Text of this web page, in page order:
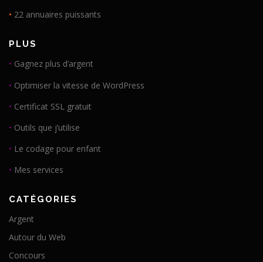
• 22 annuaires puissants
PLUS
• Gagnez plus d’argent
• Optimiser la vitesse de WordPress
• Certificat SSL gratuit
• Outils que j’utilise
• Le codage pour enfant
• Mes services
CATÉGORIES
Argent
Autour du Web
Concours